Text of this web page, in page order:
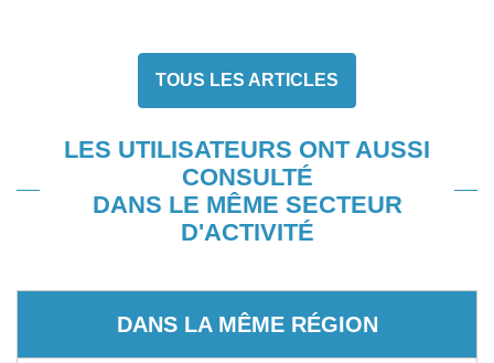
TOUS LES ARTICLES
LES UTILISATEURS ONT AUSSI
CONSULTÉ
DANS LE MÊME SECTEUR
D'ACTIVITÉ
DANS LA MÊME RÉGION